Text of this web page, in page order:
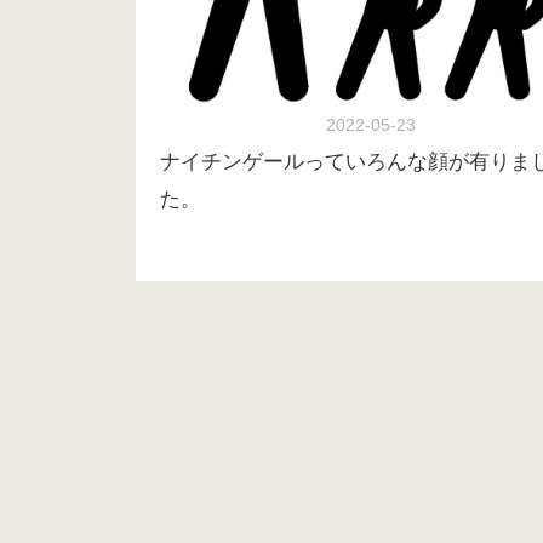
2022-05-23
ナイチンゲールっていろんな顔が有りま
た。